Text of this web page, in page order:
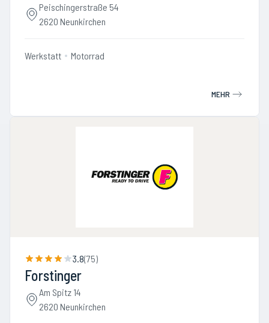
Peischingerstraße 54
2620 Neunkirchen
Werkstatt Motorrad
MEHR
3.8(75)
Forstinger
Am Spitz 14
2620 Neunkirchen